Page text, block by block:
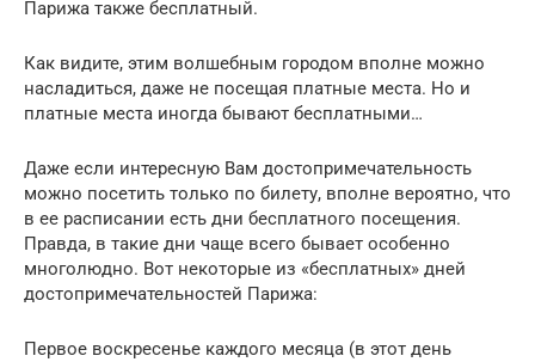
Парижа также бесплатный.
Как видите, этим волшебным городом вполне можно
насладиться, даже не посещая платные места. Но и
платные места иногда бывают бесплатными…
Даже если интересную Вам достопримечательность
можно посетить только по билету, вполне вероятно, что
в ее расписании есть дни бесплатного посещения.
Правда, в такие дни чаще всего бывает особенно
многолюдно. Вот некоторые из «бесплатных» дней
достопримечательностей Парижа:
Первое воскресенье каждого месяца (в этот день